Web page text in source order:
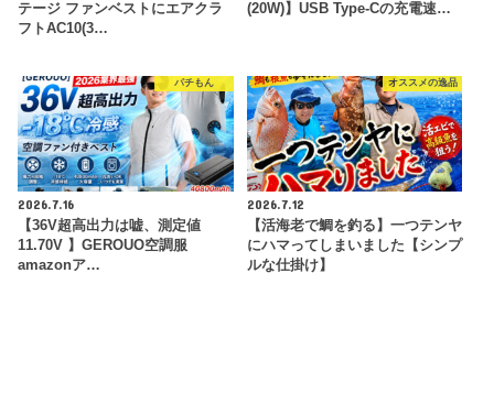
テージ ファンベストにエアクラ
フトAC10(3…
(20W)】USB Type-Cの充電速…
パチもん
2026.7.16
【36V超高出力は嘘、測定値
11.70V 】GEROUO空調服
amazonア…
オススメの逸品
2026.7.12
【活海老で鯛を釣る】一つテンヤ
にハマってしまいました【シンプ
ルな仕掛け】